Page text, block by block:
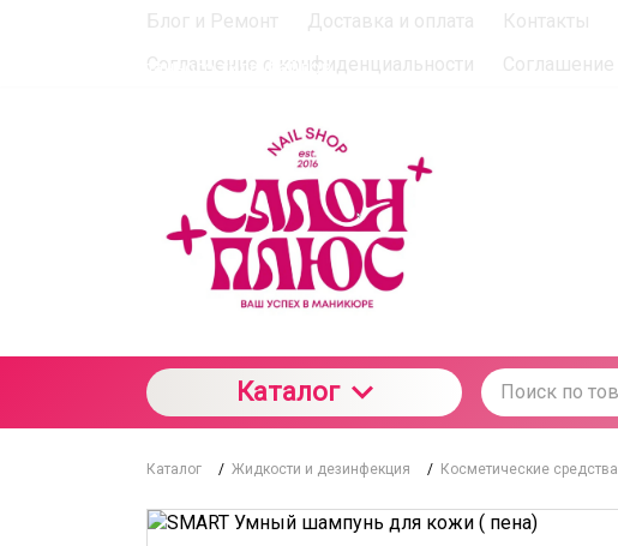
Блог и Ремонт Доставка и оплата Контакты
Соглашение о конфиденциальности
Каталог
Каталог / Жидкости и дезинфекция / Косметические средства
При использовании данного сайта вы подтверждаете свое
отношении данного типа файлов